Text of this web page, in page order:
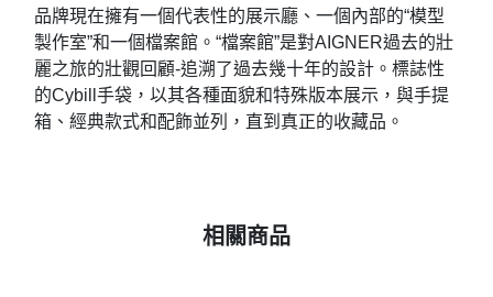
品牌現在擁有一個代表性的展示廳、一個內部的“模型
製作室”和一個檔案館。“檔案館”是對AIGNER過去的壯
麗之旅的壯觀回顧-追溯了過去幾十年的設計。標誌性
的Cybill手袋，以其各種面貌和特殊版本展示，與手提
箱、經典款式和配飾並列，直到真正的收藏品。
相關商品